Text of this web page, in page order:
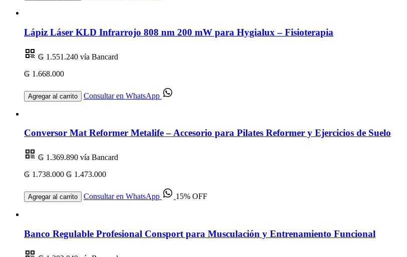
Lápiz Láser KLD Infrarrojo 808 nm 200 mW para Hygialux – Fisioterapia
₲ 1.551.240 vía Bancard
₲ 1.668.000
Agregar al carrito Consultar en WhatsApp
Conversor Mat Reformer Metalife – Accesorio para Pilates Reformer y Ejercicios de Suelo
₲ 1.369.890 vía Bancard
₲ 1.738.000 ₲ 1.473.000
Agregar al carrito Consultar en WhatsApp 15% OFF
Banco Regulable Profesional Consport para Musculación y Entrenamiento Funcional